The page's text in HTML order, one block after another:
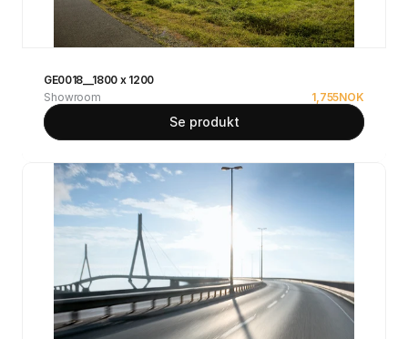
GE0018__1800 x 1200
Showroom
1,755NOK
Se produkt